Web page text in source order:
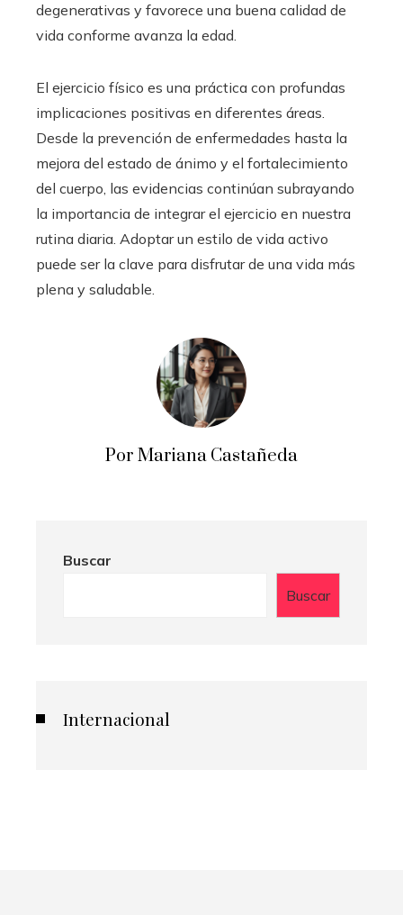
degenerativas y favorece una buena calidad de
vida conforme avanza la edad.
El ejercicio físico es una práctica con profundas
implicaciones positivas en diferentes áreas.
Desde la prevención de enfermedades hasta la
mejora del estado de ánimo y el fortalecimiento
del cuerpo, las evidencias continúan subrayando
la importancia de integrar el ejercicio en nuestra
rutina diaria. Adoptar un estilo de vida activo
puede ser la clave para disfrutar de una vida más
plena y saludable.
Por Mariana Castañeda
Buscar
Buscar
Internacional